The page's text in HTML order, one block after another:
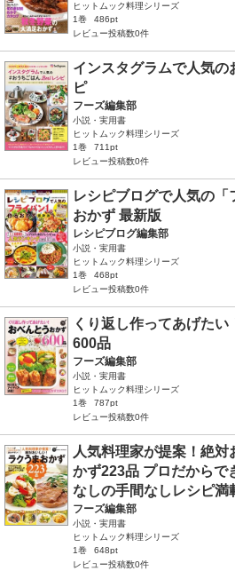
ヒットムック料理シリーズ
1巻
486pt
レビュー投稿数0件
インスタグラムで人気
ピ
フーズ編集部
小説・実用書
ヒットムック料理シリーズ
1巻
711pt
レビュー投稿数0件
レシピブログで人気の
おかず 最新版
レシピブログ編集部
小説・実用書
ヒットムック料理シリーズ
1巻
468pt
レビュー投稿数0件
くり返し作ってあげた
600品
フーズ編集部
小説・実用書
ヒットムック料理シリーズ
1巻
787pt
レビュー投稿数0件
人気料理家が提案！絶
かず223品 プロだからで
なしの手間なしレシピ満
フーズ編集部
小説・実用書
ヒットムック料理シリーズ
1巻
648pt
レビュー投稿数0件